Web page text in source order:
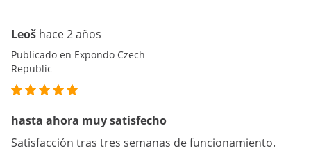
Leoš hace 2 años
Publicado en Expondo Czech
Republic
hasta ahora muy satisfecho
Satisfacción tras tres semanas de funcionamiento.